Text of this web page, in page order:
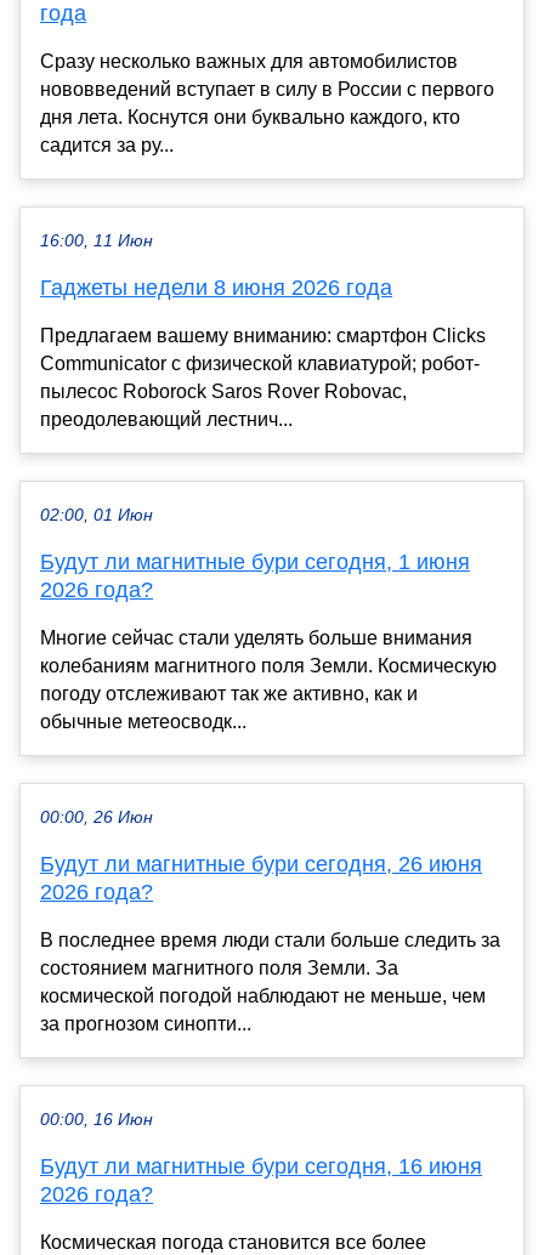
года
Сразу несколько важных для автомобилистов
нововведений вступает в силу в России с первого
дня лета. Коснутся они буквально каждого, кто
садится за ру...
16:00, 11 Июн
Гаджеты недели 8 июня 2026 года
Предлагаем вашему вниманию: смартфон Clicks
Communicator с физической клавиатурой; робот-
пылесос Roborock Saros Rover Robovac,
преодолевающий лестнич...
02:00, 01 Июн
Будут ли магнитные бури сегодня, 1 июня
2026 года?
Многие сейчас стали уделять больше внимания
колебаниям магнитного поля Земли. Космическую
погоду отслеживают так же активно, как и
обычные метеосводк...
00:00, 26 Июн
Будут ли магнитные бури сегодня, 26 июня
2026 года?
В последнее время люди стали больше следить за
состоянием магнитного поля Земли. За
космической погодой наблюдают не меньше, чем
за прогнозом синопти...
00:00, 16 Июн
Будут ли магнитные бури сегодня, 16 июня
2026 года?
Космическая погода становится все более